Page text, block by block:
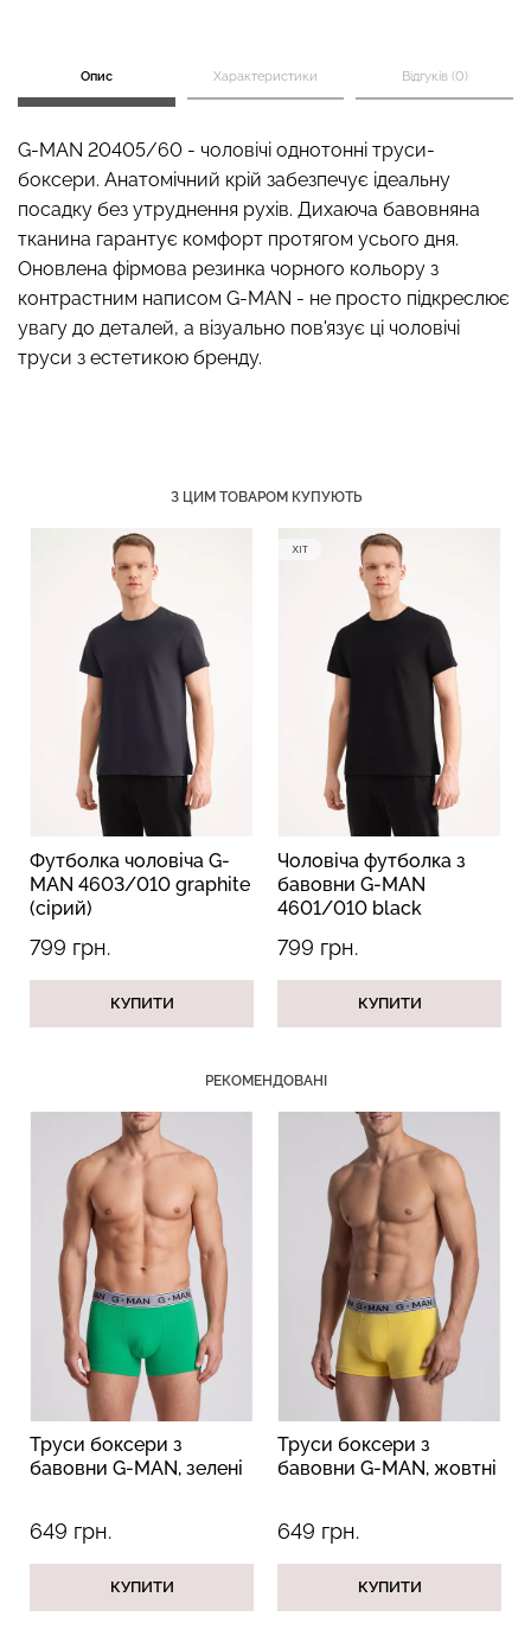
Опис Характеристики Відгуків (0)
G-MAN 20405/60 - чоловічі однотонні труси-
боксери. Анатомічний крій забезпечує ідеальну
посадку без утруднення рухів. Дихаюча бавовняна
тканина гарантує комфорт протягом усього дня.
Оновлена фірмова резинка чорного кольору з
контрастним написом G-MAN - не просто підкреслює
увагу до деталей, а візуально пов'язує ці чоловічі
труси з естетикою бренду.
З ЦИМ ТОВАРОМ КУПУЮТЬ
чоловіча G-
4603/010 graphite
грн.
КУПИТИ
Чоловіча футболка з
бавовни G-MAN
4601/010 black
799 грн.
КУПИТИ
РЕКОМЕНДОВАНІ
Труси боксери з
бавовни G-MAN, зелені
649 грн.
КУПИТИ
Труси боксери з
бавовни G-MAN, жовтні
649 грн.
КУПИТИ
BRIEFS (чорний) Giulia
179 грн.299 грн.
CAMI TOP RIB black
(чорний) Giulia
299 грн.499 грн.
Топ на бретелях в рубчик
CAMI TOP RIB white (білий)
299 грн.499 грн.
Безшовний топ на
бретелях CAMI TOP
(білий) Giulia
279 грн.399 грн.
Безшовний топ з легкою
корекцією BRA
SHAPEWEAR nude
(бежевий) Giulia
489 грн.699 грн.
Велосипедки з пуш-ап
ефектом безшовні
TRACKS SHAPE black
(чорний) Giulia
649 грн.